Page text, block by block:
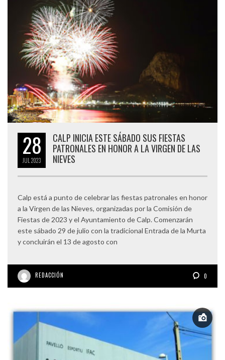
28
JUL2023
CALP INICIA ESTE SÁBADO SUS FIESTAS
PATRONALES EN HONOR A LA VIRGEN DE LAS
NIEVES
Calp está a punto de celebrar las fiestas patronales en honor
a la Virgen de las Nieves, organizadas por la Comisión de
Fiestas de 2023 y el Ayuntamiento de Calp. Comenzarán
este sábado 29 de julio con la tradicional Entrada de la Murta
y concluirán el 13 de agosto con
REDACCIÓN 0